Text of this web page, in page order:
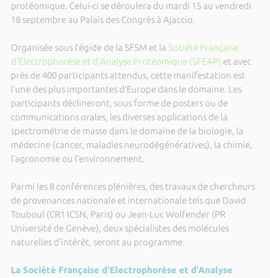
protéomique. Celui-ci se déroulera du mardi 15 au vendredi
18 septembre au Palais des Congrès à Ajaccio.
Organisée sous l’égide de la SFSM et la Société Française
d'Electrophorèse et d'Analyse Protéomique (SFEAP) et avec
près de 400 participants attendus, cette manifestation est
l’une des plus importantes d’Europe dans le domaine. Les
participants déclineront, sous forme de posters ou de
communications orales, les diverses applications de la
spectrométrie de masse dans le domaine de la biologie, la
médecine (cancer, maladies neurodégénératives), la chimie,
l’agronomie ou l’environnement.
Parmi les 8 conférences plénières, des travaux de chercheurs
de provenances nationale et internationale tels que David
Touboul (CR1 ICSN, Paris) ou Jean-Luc Wolfender (PR
Université de Genève), deux spécialistes des molécules
naturelles d’intérêt, seront au programme.
La Société Française d'Electrophorèse et d'Analyse